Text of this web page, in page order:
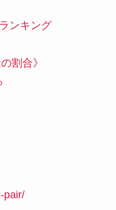
ンキング
割合》
pair/